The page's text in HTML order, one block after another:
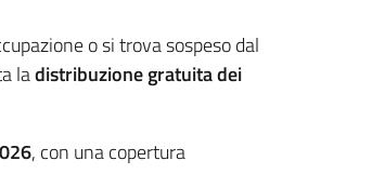
o si trova sospeso dal
ladistribuzione gratuita dei
, con una copertura